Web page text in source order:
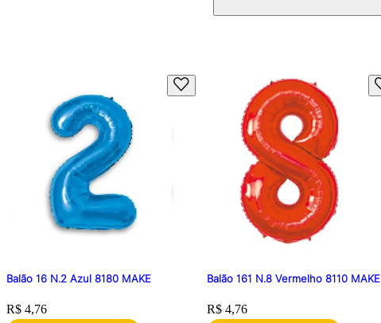
Balão 16 N.2 Azul 8180 MAKE
Price:
R$ 4,76
Balão 161 N.8 Vermelho 8110 MAKE
Price:
R$ 4,76